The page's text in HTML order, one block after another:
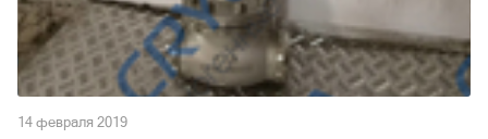
14 февраля 2019